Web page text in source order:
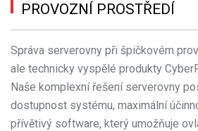
PROVOZNÍ PROSTŘEDÍ
Správa serverovny při špičkovém
ale technicky vyspělé produkty
Naše komplexní řešení serverovny
dostupnost systému, maximální
přívětivý software, který umožňuje